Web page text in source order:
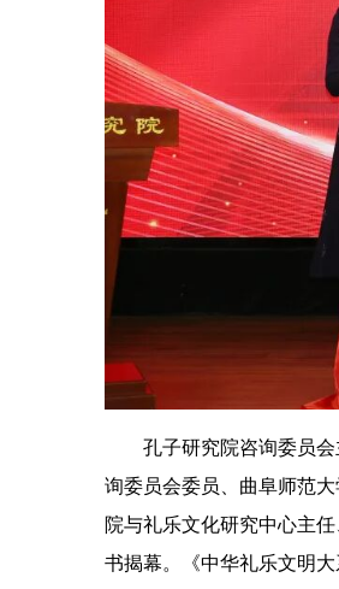
孔子研究院咨询委员
询委员会委员、曲阜师范
院与礼乐文化研究中心主
书揭幕。《中华礼乐文明